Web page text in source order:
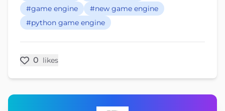
#game engine
#new game engine
#python game engine
0 likes